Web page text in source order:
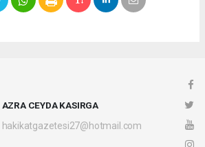
AZRA CEYDA KASIRGA
hakikatgazetesi27@hotmail.com